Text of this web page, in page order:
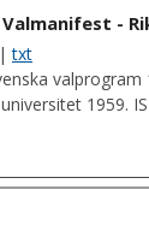
-
txt
valprogram
1959.